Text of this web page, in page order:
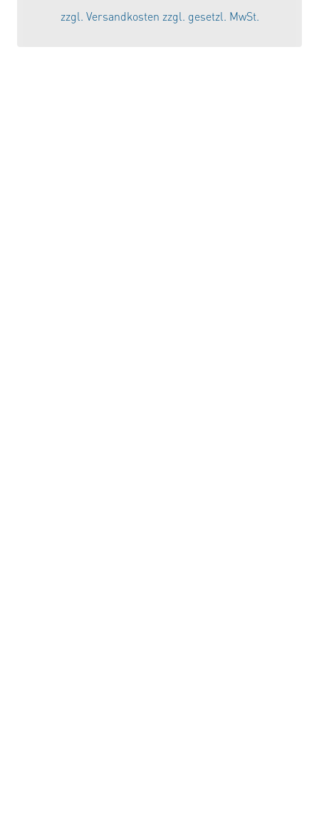
war:
133,14 €
zzgl. Versandkosten zzgl. gesetzl. MwSt.